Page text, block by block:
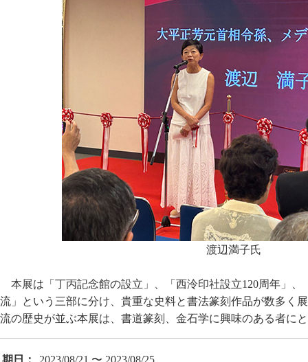
渡辺満子氏
本展は「丁丙記念館の設立」、「西泠印社設立120周年」
流」という三部に分け、貴重な史料と書法篆刻作品が数多く
流の歴史が並ぶ本展は、書道篆刻、金石学に興味のある者に
期日： 2023/08/21 〜 2023/08/25